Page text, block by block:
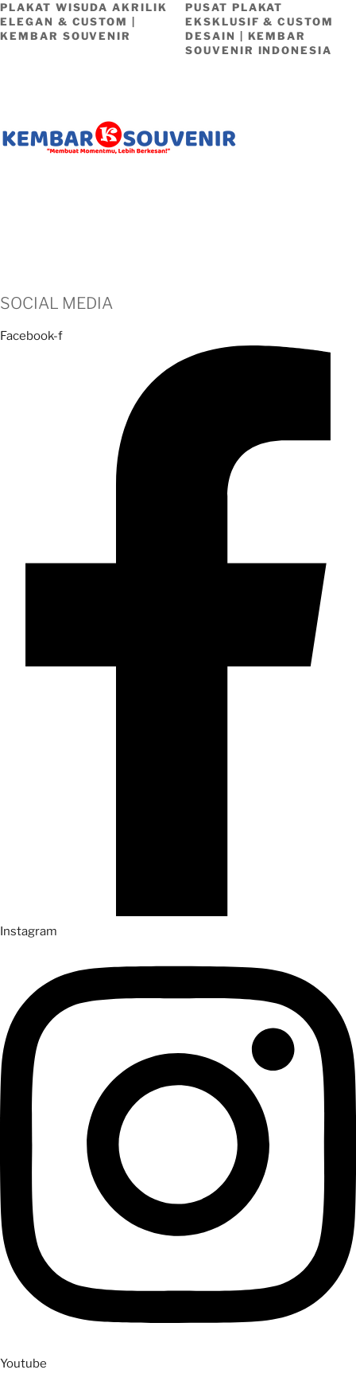
PLAKAT WISUDA AKRILIK
ELEGAN & CUSTOM |
KEMBAR SOUVENIR
PUSAT PLAKAT
EKSKLUSIF & CUSTOM
DESAIN | KEMBAR
SOUVENIR INDONESIA
SOCIAL MEDIA
Facebook-f
Instagram
Youtube